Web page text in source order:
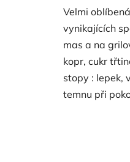
Velmi
vynikajících
mas a na
kopr, cukr
stopy : lepek,
temnu při